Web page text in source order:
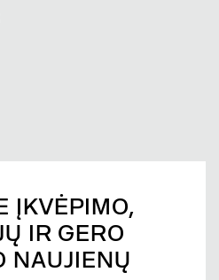
ĮKVĖPIMO,
IR GERO
NAUJIENŲ